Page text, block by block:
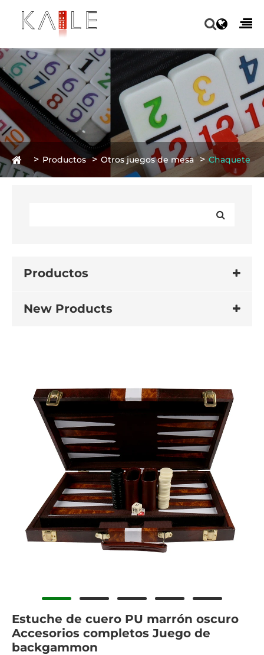
Productos Otros juegos de mesa Chaquete
Productos
New Products
Estuche de cuero PU marrón oscuro
Accesorios completos Juego de
backgammon